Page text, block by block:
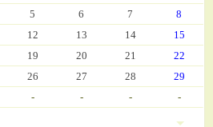
5 6 7
8
12 13 14
15
19 20 21
22
26 27 28
29
- - - -